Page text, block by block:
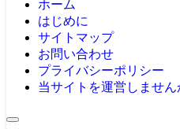
ホーム
はじめに
サイトマップ
お問い合わせ
プライバシーポリシー
当サイトを運営しません